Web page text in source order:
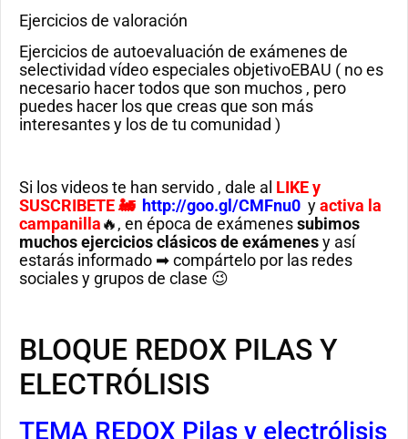
Ejercicios de valoración
Ejercicios de autoevaluación de exámenes de
selectividad vídeo especiales objetivoEBAU ( no es
necesario hacer todos que son muchos , pero
puedes hacer los que creas que son más
interesantes y los de tu comunidad )
Si los videos te han servido , dale al LIKEy
SUSCRIBETE 🚂 http://goo.gl/CMFnu0 yactiva la
campanilla🔥, en época de exámenessubimos
muchos ejercicios clásicos de exámenesy así
estarás informado ➡ compártelo por las redes
sociales y grupos de clase 😉
BLOQUE REDOX PILAS Y
ELECTRÓLISIS
TEMA REDOX Pilas y electrólisis